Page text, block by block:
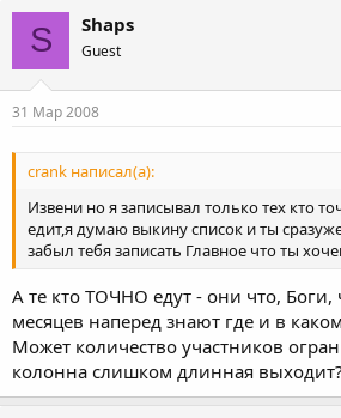
S Shaps
Guest
31 Мар 2008
crank написал(а):
Извени но я записывал только тех кто
едит,я думаю выкину список и ты
забыл тебя записать Главное что ты
А те кто ТОЧНО едут - они что, Боги,
месяцев наперед знают где и в
Может количество участников
колонна слишком длинная выходит?